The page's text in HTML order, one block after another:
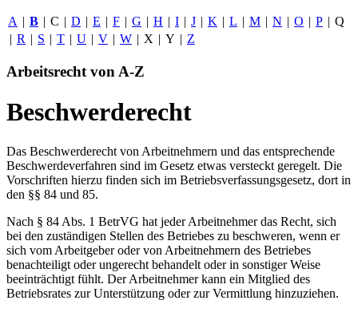
A | B | C | D | E | F | G | H | I | J | K | L | M | N | O | P | Q
| R | S | T | U | V | W | X | Y | Z
Arbeitsrecht von A-Z
Beschwerderecht
Das Beschwerderecht von Arbeitnehmern und das entsprechende
Beschwerdeverfahren sind im Gesetz etwas versteckt geregelt. Die
Vorschriften hierzu finden sich im Betriebsverfassungsgesetz, dort in
den §§ 84 und 85.
Nach § 84 Abs. 1 BetrVG hat jeder Arbeitnehmer das Recht, sich
bei den zuständigen Stellen des Betriebes zu beschweren, wenn er
sich vom Arbeitgeber oder von Arbeitnehmern des Betriebes
benachteiligt oder ungerecht behandelt oder in sonstiger Weise
beeinträchtigt fühlt. Der Arbeitnehmer kann ein Mitglied des
Betriebsrates zur Unterstützung oder zur Vermittlung hinzuziehen.